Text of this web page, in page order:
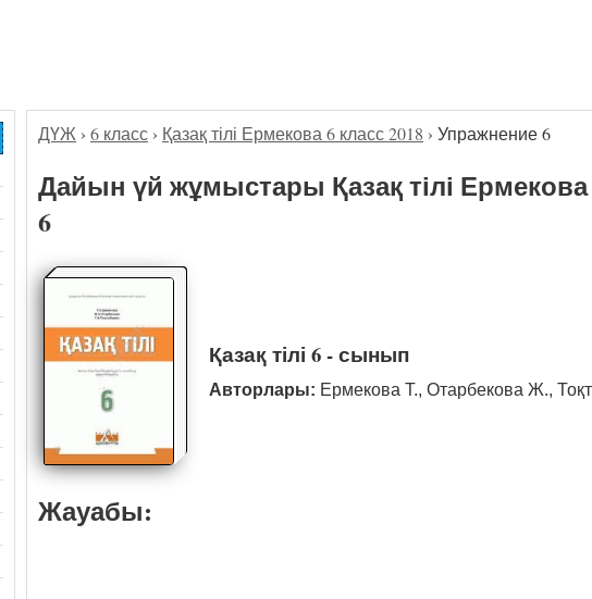
ДҮЖ › 6 класс › Қазақ тілі Ермекова 6 класс 2018 › Упражнение 6
Дайын үй жұмыстары Қазақ тілі Ермекова
6
Қазақ тілі 6 - сынып
Авторлары: Ермекова Т., Отарбекова Ж.,
Жауабы: